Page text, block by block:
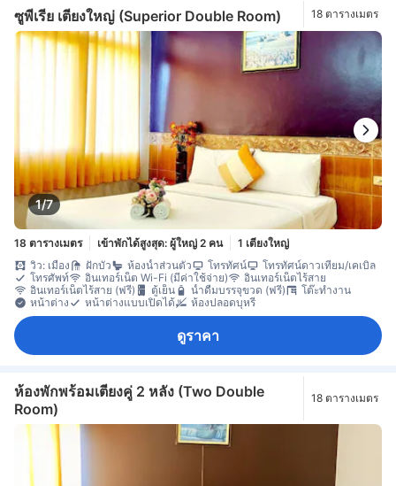
ซูพีเรีย เตียงใหญ่ (Superior Double Room) 18 ตารางเมตร
1/7
18 ตารางเมตร เข้าพักได้สูงสุด: ผู้ใหญ่ 2 คน
1 เตียงใหญ่
วิว: เมือง
ฝักบัว ห้องน้ำส่วนตัว โทรทัศน์
โทรทัศน์ดาวเทียม/เคเบิล
โทรศัพท์
อินเทอร์เน็ต Wi-Fi (มีค่าใช้จ่าย)
อินเทอร์เน็ตไร้สาย
อินเทอร์เน็ตไร้สาย (ฟรี)
ตู้เย็น น้ำดื่มบรรจุขวด (ฟรี)
โต๊ะทำงาน
หน้าต่าง
หน้าต่างแบบเปิดได้ ห้องปลอดบุหรี่
ดูราคา
ห้องพักพร้อมเตียงคู่ 2 หลัง (Two Double
Room)
18 ตารางเมตร